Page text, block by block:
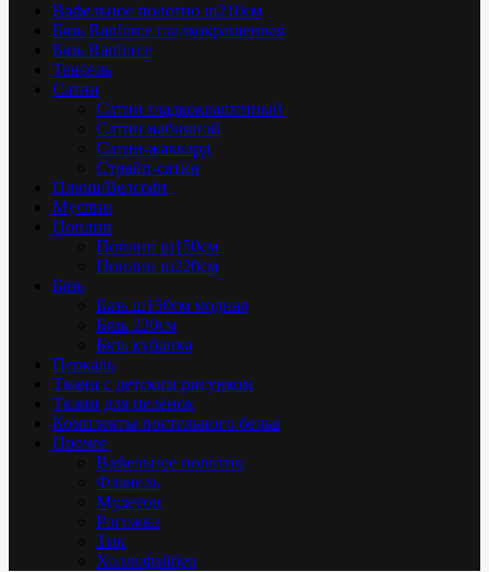
Вафельное полотно ш210см
Бязь Ranforce гладкокрашенная
Бязь Ranforce
Тенсель
Сатин
Сатин гладкокрашенный
Сатин набивной
Сатин-жаккард
Страйп-сатин
Плюш/Велсофт
Муслин
Поплин
Поплин ш150см
Поплин ш220см
Бязь
Бязь ш150см модная
Бязь 220см
Бязь кубанка
Перкаль
Ткани с детским рисунком
Ткани для пелёнок
Комплекты постельного белья
Прочее
Вафельное полотно
Фланель
Мулетон
Рогожка
Тик
Холлофайбер